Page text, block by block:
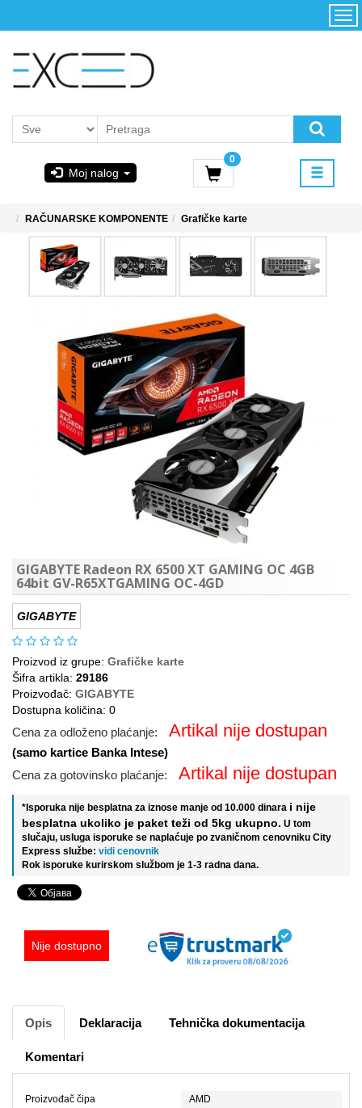
Moj nalog
0
Početna
korišćenja i
& STEAM
PoweredByAsus
RAČUNARSKE KOMPONENTE Grafičke karte
GIGABYTE Radeon RX 6500 XT GAMING OC 4GB
64bit GV-R65XTGAMING OC-4GD
GIGABYTE
Proizvod iz grupe: Grafičke karte
Šifra artikla: 29186
Proizvođač: GIGABYTE
Dostupna količina: 0
Cena za odloženo plaćanje: Artikal nije dostupan
(samo kartice Banka Intese)
Cena za gotovinsko plaćanje:
Artikal nije dostupan
*Isporuka nije besplatna za iznose manje od 10.000 dinara i nije
besplatna ukoliko je paket teži od 5kg ukupno. U tom
slučaju, usluga isporuke se naplaćuje po zvaničnom cenovniku City
Express službe: vidi cenovnik
Rok isporuke kurirskom službom je 1-3 radna dana.
Nije dostupno
Opis Deklaracija Tehnička dokumentacija
Komentari
Proizvođač čipa
AMD